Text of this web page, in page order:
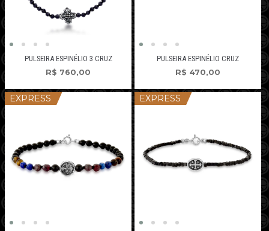
PULSEIRA ESPINÉLIO 3 CRUZ
R$ 760,00
PULSEIRA ESPINÉLIO CRUZ
R$ 470,00
EXPRESS EXPRESS